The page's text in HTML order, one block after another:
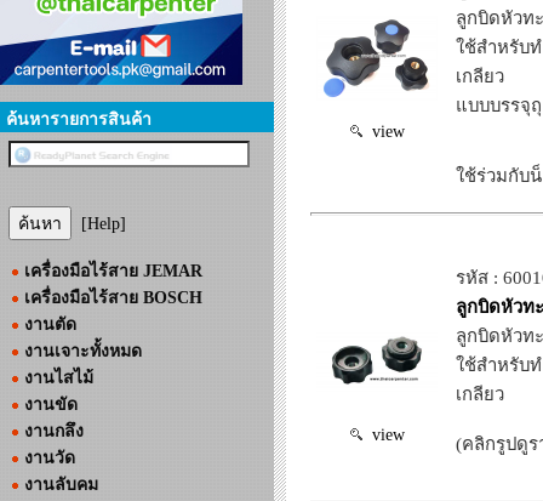
ค้นหารายการสินค้า
[Help]
เครื่องมือไร้สาย JEMAR
เครื่องมือไร้สาย BOSCH
งานตัด
งานเจาะทั้งหมด
งานไสไม้
งานขัด
งานกลึง
งานวัด
งานลับคม
view
ลูกบิดหัวท
ใช้สำหรับ
เกลียว
แบบบรรจุ
ใช้ร่วมกับ
view
รหัส :
ลูกบิดหัวท
ลูกบิดหัวท
ใช้สำหรับ
เกลียว
(คลิกรูปดูร